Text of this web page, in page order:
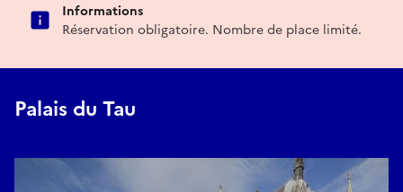
Informations
Réservation obligatoire. Nombre de place limité.
Palais du Tau